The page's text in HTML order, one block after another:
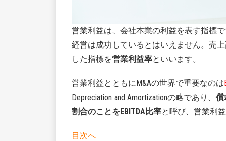
営業利益は、会社本業の利益を表す指標
経営は成功しているとはいえません。売
した指標を営業利益率といいます。
営業利益とともにM&Aの世界で重要なのは
Depreciation and Amortizationの略であり、 償
割合のことをEBITDA比率と呼び、営業利
目次へ